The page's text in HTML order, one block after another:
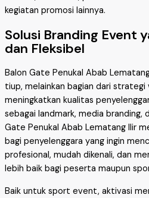
kegiatan promosi lainnya.
Solusi Branding Event
dan Fleksibel
Balon Gate Penukal Abab
tiup, melainkan bagian dari
meningkatkan kualitas
sebagai landmark, media branding,
Gate Penukal Abab Lematang Ilir
bagi penyelenggara yang ingin
profesional, mudah dikenali, dan
lebih baik bagi peserta maupun
Baik untuk sport event, aktivasi